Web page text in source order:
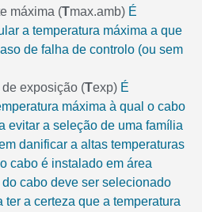
máxima (Tmax.amb) É
a temperatura máxima a que
de falha de controlo (ou sem
exposição (Texp) É
máxima à qual o cabo
evitar a seleção de uma família
danificar a altas temperaturas
cabo é instalado em área
cabo deve ser selecionado
a certeza que a temperatura